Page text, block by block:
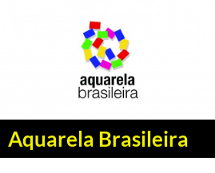
Aquarela Brasileira
Pesquisar
PULAR